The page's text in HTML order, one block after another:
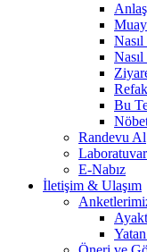
Bu
Randevu Al
E-Nabız
İletişim & Ulaşım